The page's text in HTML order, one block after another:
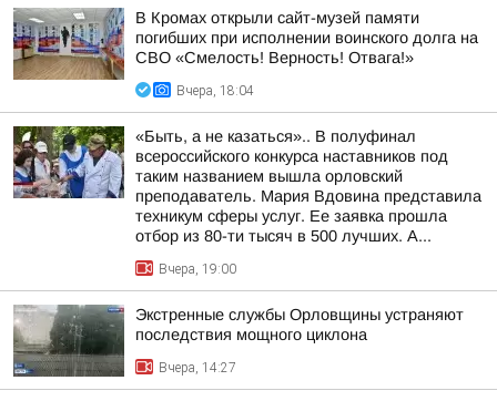
В Кромах открыли сайт-музей памяти
погибших при исполнении воинского долга на
СВО «Смелость! Верность! Отвага!»
Вчера, 18:04
«Быть, а не казаться».. В полуфинал
всероссийского конкурса наставников под
таким названием вышла орловский
преподаватель. Мария Вдовина представила
техникум сферы услуг. Ее заявка прошла
отбор из 80-ти тысяч в 500 лучших. А...
Вчера, 19:00
Экстренные службы Орловщины устраняют
последствия мощного циклона
Вчера, 14:27